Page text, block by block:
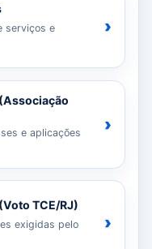
serviços e
›
e aplicações
›
TCE/RJ)
exigidas pelo
›